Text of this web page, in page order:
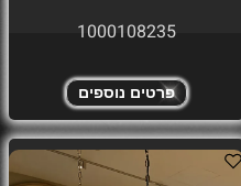
1000108235
פרטים נוספים